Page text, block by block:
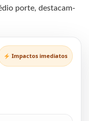
porte, destacam-
Impactos imediatos